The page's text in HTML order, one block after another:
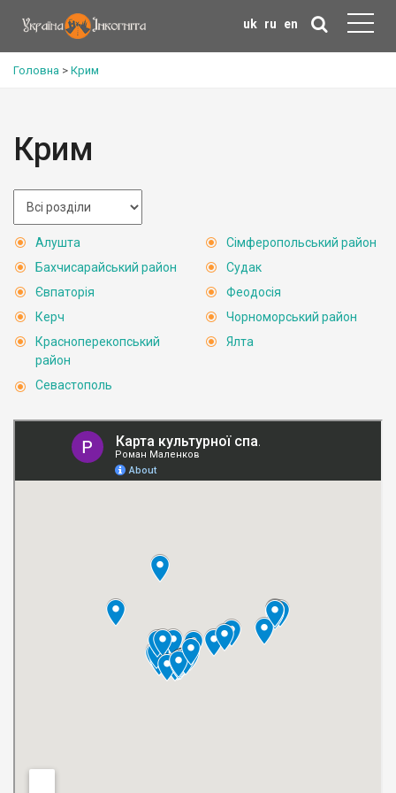
uk ru en
Головна > Крим
Крим
Алушта
Бахчисарайський район
Євпаторія
Керч
Красноперекопський
район
Севастополь
Сімферопольський район
Судак
Феодосія
Чорноморський район
Ялта